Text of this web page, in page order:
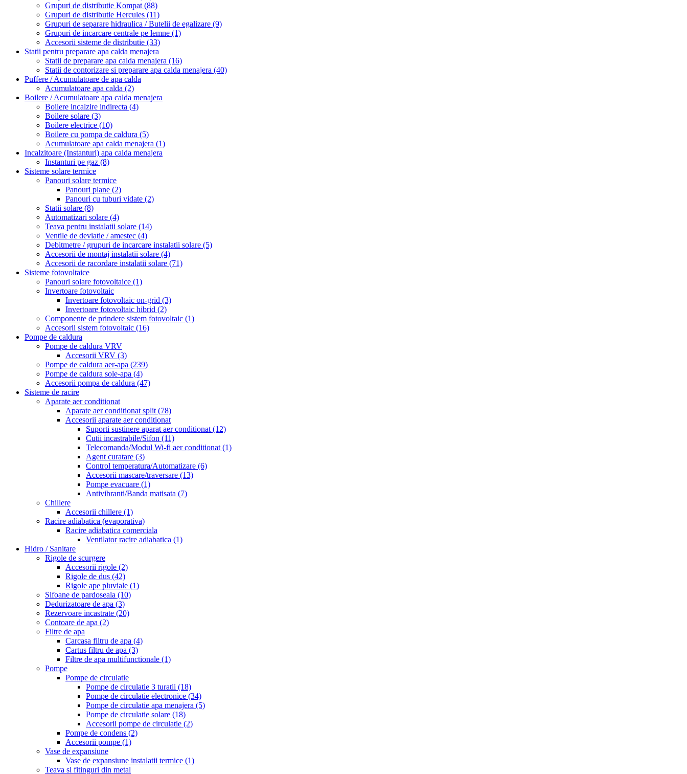
Grupuri de distributie Kompat (88)
Grupuri de distributie Hercules (11)
Grupuri de separare hidraulica / Butelii de egalizare (9)
Grupuri de incarcare centrale pe lemne (1)
Accesorii sisteme de distributie (33)
Statii pentru preparare apa calda menajera
Statii de preparare apa calda menajera (16)
Statii de contorizare si preparare apa calda menajera (40)
Puffere / Acumulatoare de apa calda
Acumulatoare apa calda (2)
Boilere / Acumulatoare apa calda menajera
Boilere incalzire indirecta (4)
Boilere solare (3)
Boilere electrice (10)
Boilere cu pompa de caldura (5)
Acumulatoare apa calda menajera (1)
Incalzitoare (Instanturi) apa calda menajera
Instanturi pe gaz (8)
Sisteme solare termice
Panouri solare termice
Panouri plane (2)
Panouri cu tuburi vidate (2)
Statii solare (8)
Automatizari solare (4)
Teava pentru instalatii solare (14)
Ventile de deviatie / amestec (4)
Debitmetre / grupuri de incarcare instalatii solare (5)
Accesorii de montaj instalatii solare (4)
Accesorii de racordare instalatii solare (71)
Sisteme fotovoltaice
Panouri solare fotovoltaice (1)
Invertoare fotovoltaic
Invertoare fotovoltaic on-grid (3)
Invertoare fotovoltaic hibrid (2)
Componente de prindere sistem fotovoltaic (1)
Accesorii sistem fotovoltaic (16)
Pompe de caldura
Pompe de caldura VRV
Accesorii VRV (3)
Pompe de caldura aer-apa (239)
Pompe de caldura sole-apa (4)
Accesorii pompa de caldura (47)
Sisteme de racire
Aparate aer conditionat
Aparate aer conditionat split (78)
Accesorii aparate aer conditionat
Suporti sustinere aparat aer conditionat (12)
Cutii incastrabile/Sifon (11)
Telecomanda/Modul Wi-fi aer conditionat (1)
Agent curatare (3)
Control temperatura/Automatizare (6)
Accesorii mascare/traversare (13)
Pompe evacuare (1)
Antivibranti/Banda matisata (7)
Chillere
Accesorii chillere (1)
Racire adiabatica (evaporativa)
Racire adiabatica comerciala
Ventilator racire adiabatica (1)
Hidro / Sanitare
Rigole de scurgere
Accesorii rigole (2)
Rigole de dus (42)
Rigole ape pluviale (1)
Sifoane de pardoseala (10)
Dedurizatoare de apa (3)
Rezervoare incastrate (20)
Contoare de apa (2)
Filtre de apa
Carcasa filtru de apa (4)
Cartus filtru de apa (3)
Filtre de apa multifunctionale (1)
Pompe
Pompe de circulatie
Pompe de circulatie 3 turatii (18)
Pompe de circulatie electronice (34)
Pompe de circulatie apa menajera (5)
Pompe de circulatie solare (18)
Accesorii pompe de circulatie (2)
Pompe de condens (2)
Accesorii pompe (1)
Vase de expansiune
Vase de expansiune instalatii termice (1)
Teava si fitinguri din metal